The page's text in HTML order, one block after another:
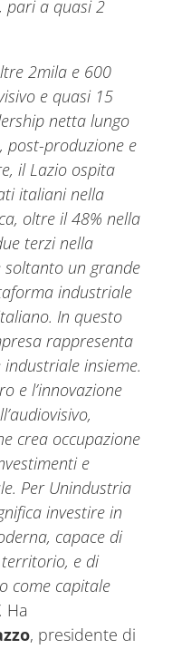
pari a quasi 2
2mila e 600
e quasi 15
netta lungo
post-produzione e
il Lazio ospita
italiani nella
oltre il 48% nella
terzi nella
soltanto un grande
industriale
In questo
rappresenta
insieme.
e l’innovazione
crea occupazione
e
Per Unindustria
investire in
capace di
e di
come capitale
Ha
, presidente di